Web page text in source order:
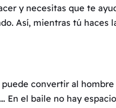
y necesitas que te
Así, mientras tú haces
convertir al
el baile no hay